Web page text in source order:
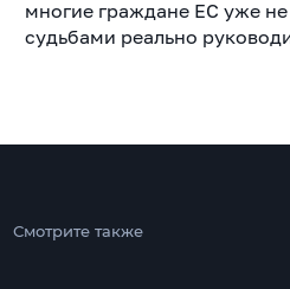
многие граждане ЕС уже
судьбами реально
Смотрите также